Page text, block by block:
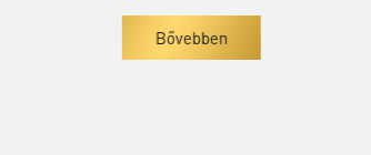
Bővebben